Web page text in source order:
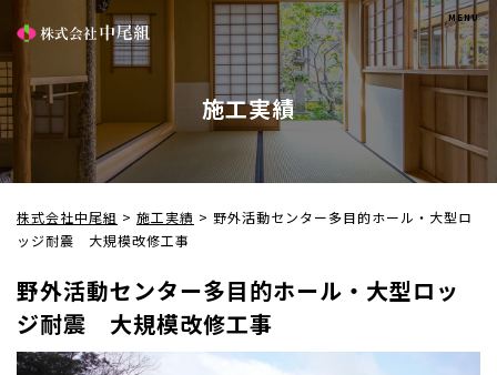
施工実績
株式会社中尾組 > 施工実績 > 野外活動センター多目的ホール・大型ロ
ッジ耐震 大規模改修工事
野外活動センター多目的ホール・大型ロッ
ジ耐震 大規模改修工事